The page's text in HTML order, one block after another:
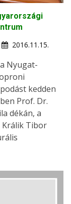
2016.11.15.
Nyugat-
kedden
Prof. Dr.
dékán, a
Králik Tibor